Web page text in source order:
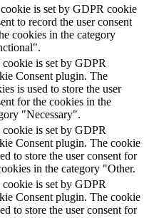
is set by GDPR cookie
to record the user consent
cookies in the category
is set by GDPR
Consent plugin. The
is used to store the user
for the cookies in the
"Necessary".
is set by GDPR
Consent plugin. The cookie
to store the user consent for
in the category "Other.
is set by GDPR
Consent plugin. The cookie
to store the user consent for